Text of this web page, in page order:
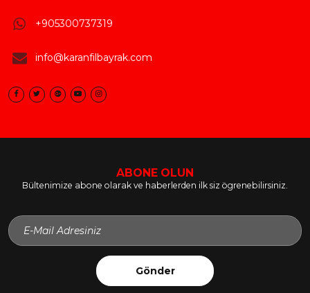
+905300737319
info@karanfilbayrak.com
ABONE OLUN
Bültenimize abone olarak ve haberlerden ilk siz ögrenebilirsiniz.
Gönder